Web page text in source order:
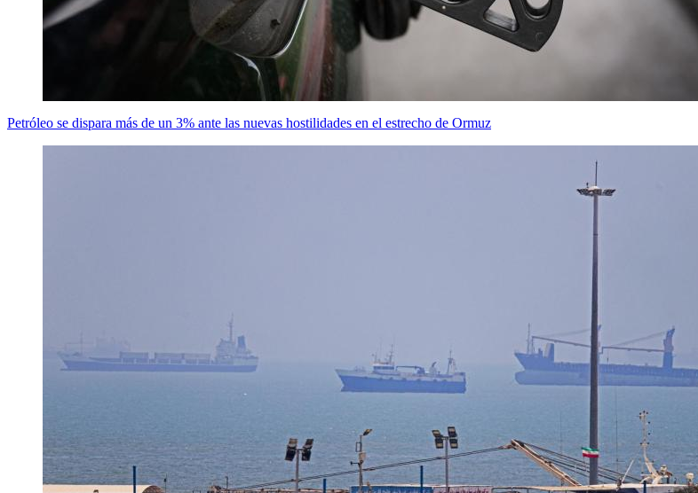
Petróleo se dispara más de un 3% ante las nuevas hostilidades en el estrecho de Ormuz